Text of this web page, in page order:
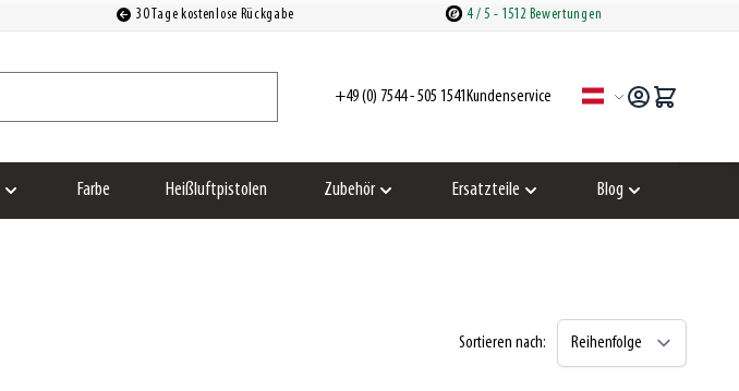
30 Tage kostenlose Rückgabe 4 / 5 - 1512 Bewertungen
+49 (0) 7544 - 505 1541 Kundenservice Sprache
Farbe Heißluftpistolen Zubehör Ersatzteile Blog
Sortieren nach: